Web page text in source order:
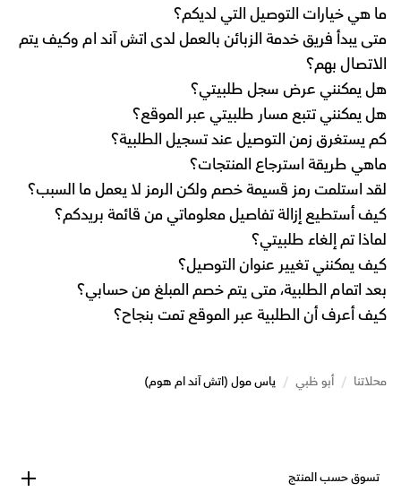
ما هي خيارات التوصيل التي لديكم؟
متى يبدأ فريق خدمة الزبائن بالعمل لدى اتش آند ام وكيف يتم
الاتصال بهم؟
هل يمكنني عرض سجل طلبيتي؟
هل يمكنني تتبع مسار طلبيتي عبر الموقع؟
كم يستغرق زمن التوصيل عند تسجيل الطلبية؟
ماهي طريقة استرجاع المنتجات؟
لقد استلمت رمز قسيمة خصم ولكن الرمز لا يعمل ما السبب؟
كيف أستطيع إزالة تفاصيل معلوماتي من قائمة بريدكم؟
لماذا تم إلغاء طلبيتي؟
كيف يمكنني تغيير عنوان التوصيل؟
بعد اتمام الطلبية، متى يتم خصم المبلغ من حسابي؟
كيف أعرف أن الطلبية عبر الموقع تمت بنجاح؟
محلاتنا / أبو ظبي / ياس مول (اتش آند ام هوم)
تسوق حسب المنتج